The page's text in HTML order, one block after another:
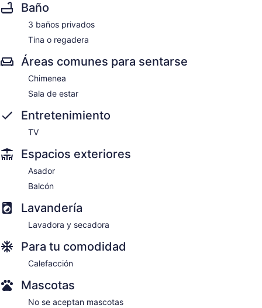
Baño
3 baños privados
Tina o regadera
Áreas comunes para sentarse
Chimenea
Sala de estar
Entretenimiento
TV
Espacios exteriores
Asador
Balcón
Lavandería
Lavadora y secadora
Para tu comodidad
Calefacción
Mascotas
No se aceptan mascotas